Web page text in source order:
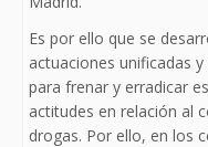
Es por ello que se
actuaciones unificadas
para frenar y erradicar
actitudes en relación al
drogas. Por ello, en los